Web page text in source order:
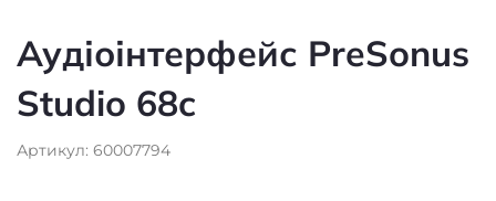
Аудіоінтерфейс PreSonus
Studio 68c
Артикул: 60007794